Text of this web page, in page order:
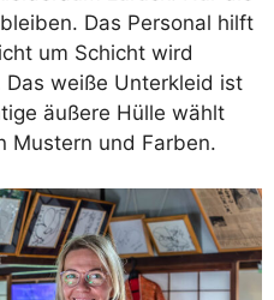
Das Personal hilft
um Schicht wird
weiße Unterkleid ist
äußere Hülle wählt
Mustern und Farben.